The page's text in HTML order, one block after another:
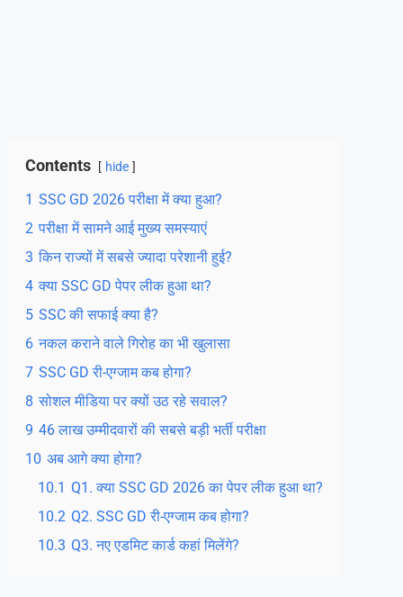
Contents hide
1 SSC GD 2026 परीक्षा में क्या हुआ?
2 परीक्षा में सामने आई मुख्य समस्याएं
3 किन राज्यों में सबसे ज्यादा परेशानी हुई?
4 क्या SSC GD पेपर लीक हुआ था?
5 SSC की सफाई क्या है?
6 नकल कराने वाले गिरोह का भी खुलासा
7 SSC GD री-एग्जाम कब होगा?
8 सोशल मीडिया पर क्यों उठ रहे सवाल?
9 46 लाख उम्मीदवारों की सबसे बड़ी भर्ती परीक्षा
10 अब आगे क्या होगा?
10.1 Q1. क्या SSC GD 2026 का पेपर लीक हुआ था?
10.2 Q2. SSC GD री-एग्जाम कब होगा?
10.3 Q3. नए एडमिट कार्ड कहां मिलेंगे?